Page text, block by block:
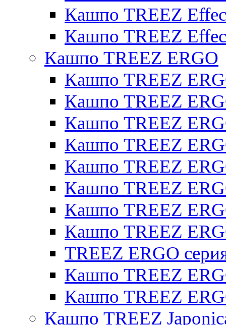
Кашпо TREEZ
Кашпо TREEZ
Кашпо TREEZ ERGO
Кашпо TREEZ
Кашпо TREEZ
Кашпо TREEZ
Кашпо TREEZ
Кашпо TREEZ
Кашпо TREEZ
Кашпо TREEZ
Кашпо TREEZ
TREEZ ERGO
Кашпо TREEZ
Кашпо TREEZ
Кашпо TREEZ